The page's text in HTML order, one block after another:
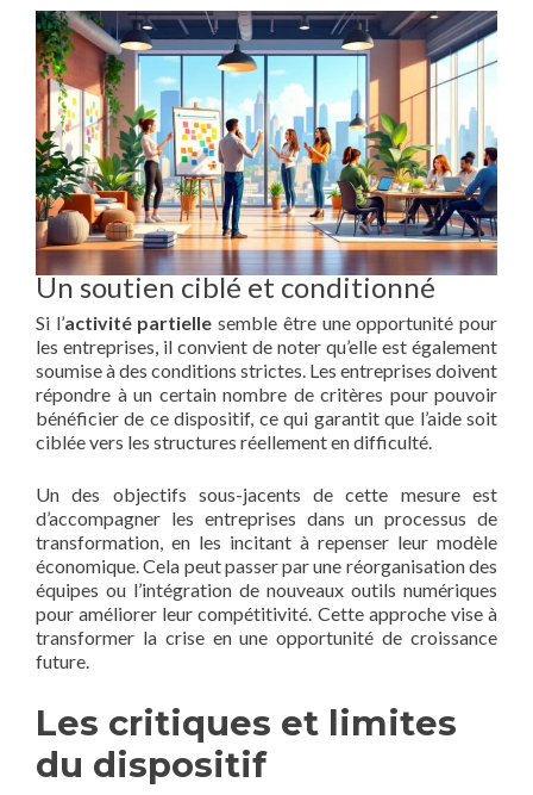
Un soutien ciblé et conditionné
Si l’activité partielle semble être une opportunité pour
les entreprises, il convient de noter qu’elle est également
soumise à des conditions strictes. Les entreprises doivent
répondre à un certain nombre de critères pour pouvoir
bénéficier de ce dispositif, ce qui garantit que l’aide soit
ciblée vers les structures réellement en difficulté.
Un des objectifs sous-jacents de cette mesure est
d’accompagner les entreprises dans un processus de
transformation, en les incitant à repenser leur modèle
économique. Cela peut passer par une réorganisation des
équipes ou l’intégration de nouveaux outils numériques
pour améliorer leur compétitivité. Cette approche vise à
transformer la crise en une opportunité de croissance
future.
Les critiques et limites
du dispositif